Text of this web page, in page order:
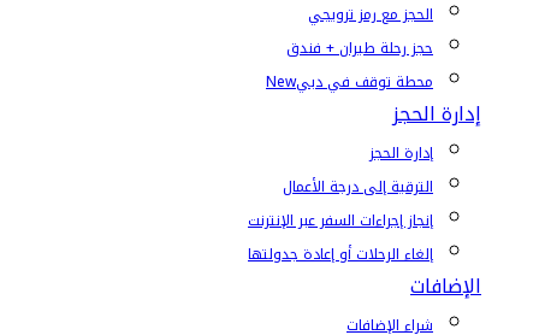
الحجز مع رمز ترويجي
حجز رحلة طيران + فندق
محطة توقف في دبيNew
إدارة الحجز
إدارة الحجز
الترقية إلى درجة الأعمال
إنجاز إجراءات السفر عبر الإنترنت
إلغاء الرحلات أو إعادة جدولتها
الإضافات
شراء الإضافات